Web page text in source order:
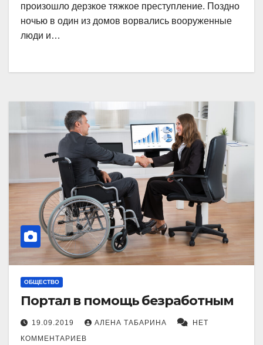
произошло дерзкое тяжкое преступление. Поздно
ночью в один из домов ворвались вооруженные
люди и…
ОБЩЕСТВО
Портал в помощь безработным
19.09.2019 АЛЕНА ТАБАРИНА
НЕТ
КОММЕНТАРИЕВ